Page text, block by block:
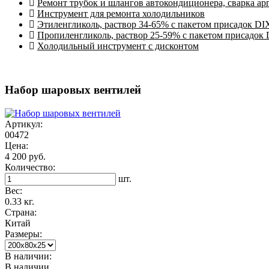
Ремонт трубок и шлангов автокондиционера, сварка
Инструмент для ремонта холодильников
Этиленгликоль, раствор 34-65% с пакетом присадок
Пропиленгликоль, раствор 25-59% с пакетом присадок
Холодильный инструмент с дисконтом
Набор шаровых вентилей
Артикул:
00472
Цена:
4 200 руб.
Количество:
шт.
Вес:
0.33 кг.
Страна:
Китай
Размеры:
В наличии:
В наличии